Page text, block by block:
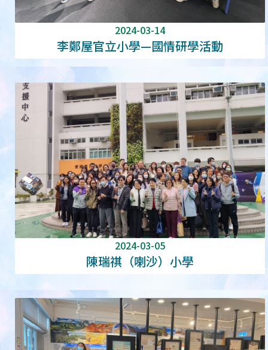
2024-03-14
李鄭屋官立小學—國情研學活動
2024-03-05
陳瑞祺（喇沙）小學